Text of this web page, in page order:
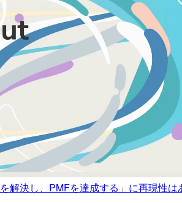
解決し、PMFを達成する」に再現性